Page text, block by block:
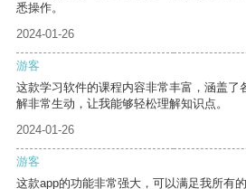
悉操作。
2024-01-26
游客
这款学习软件的课程内容非常丰富，涵盖了
解非常生动，让我能够轻松理解知识点。
2024-01-26
游客
这款app的功能非常强大，可以满足我所有